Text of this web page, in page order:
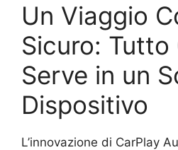
Un Viaggio
Sicuro: Tutto
Serve in un
Dispositivo
L’innovazione di CarPlay